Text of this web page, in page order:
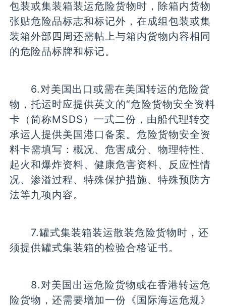
包装或集装箱装运危险货物时，除箱内货物
张贴危险品标志和标记外，在成组包装或集
装箱外部四周还需帖上与箱内货物内容相同
的危险品标牌和标记。
6.对美国出口或需在美国转运的危险货
物，托运时应提供英文的“危险货物安全资料
卡（简称MSDS）一式二份，由船代理转交
承运人提供美国港口备案。危险货物安全资
料卡需填写：概况、危害成分、物理特性、
起火和爆炸资料、健康危害资料、反应性情
况、渗溢过程、特殊保护措施、特殊预防方
法等九项内容。
7.罐式集装箱装运散装危险货物时，还
须提供罐式集装箱的检验合格证书。
8.对美国出运危险货物或在香港转运危
险货物，还需要增加一份《国际海运危规》